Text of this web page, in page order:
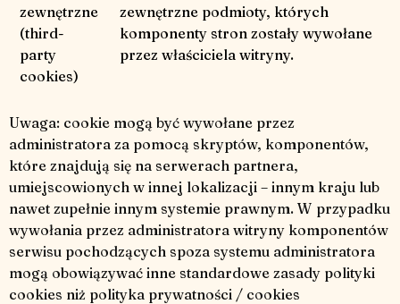
zewnętrzne
(third-
party
cookies)
zewnętrzne podmioty, których
komponenty stron zostały wywołane
przez właściciela witryny.
Uwaga: cookie mogą być wywołane przez
administratora za pomocą skryptów, komponentów,
które znajdują się na serwerach partnera,
umiejscowionych w innej lokalizacji – innym kraju lub
nawet zupełnie innym systemie prawnym. W przypadku
wywołania przez administratora witryny komponentów
serwisu pochodzących spoza systemu administratora
mogą obowiązywać inne standardowe zasady polityki
cookies niż polityka prywatności / cookies